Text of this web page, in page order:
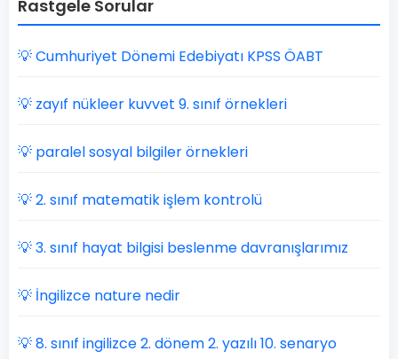
Rastgele Sorular
💡 Cumhuriyet Dönemi Edebiyatı KPSS ÖABT
💡 zayıf nükleer kuvvet 9. sınıf örnekleri
💡 paralel sosyal bilgiler örnekleri
💡 2. sınıf matematik işlem kontrolü
💡 3. sınıf hayat bilgisi beslenme davranışlarımız
💡 İngilizce nature nedir
💡 8. sınıf ingilizce 2. dönem 2. yazılı 10. senaryo